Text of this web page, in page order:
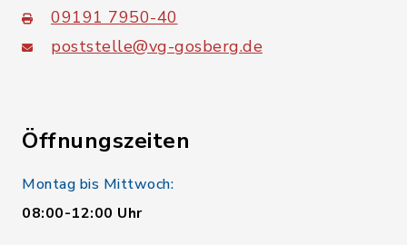
09191 7950-40
poststelle@vg-gosberg.de
Öffnungszeiten
Montag bis Mittwoch:
08:00-12:00 Uhr